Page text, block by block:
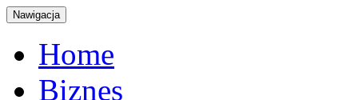
Nawigacja
Home
Biznes